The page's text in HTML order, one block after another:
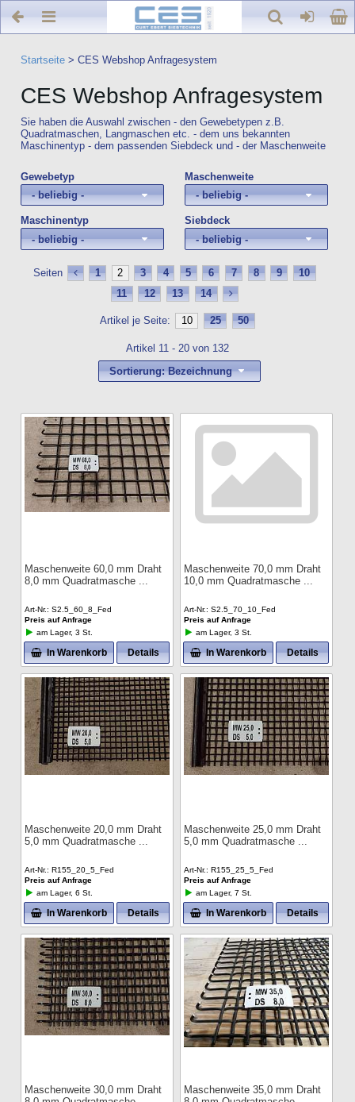
Startseite >CES Webshop Anfragesystem
CES Webshop Anfragesystem
Sie haben die Auswahl zwischen - den Gewebetypen z.B.
Quadratmaschen, Langmaschen etc. - dem uns bekannten
Maschinentyp - dem passenden Siebdeck und - der Maschenweite
Gewebetyp
- beliebig -
Maschenweite
- beliebig -
Maschinentyp
- beliebig -
Siebdeck
- beliebig -
Seiten 1 2 3 4 5 6 7 8 9
10
11
12 13 14
Artikel je Seite: 10 25 50
Artikel 11 - 20 von 132
Sortierung: Bezeichnung
Maschenweite 60,0 mm Draht
8,0 mm Quadratmasche
Art-Nr. S2.5_60_8_Fed
Preis auf Anfrage
am Lager, 3 St.
In Warenkorb Details
Maschenweite 70,0 mm Draht
10,0 mm Quadratmasche
Art-Nr. S2.5_70_10_Fed
Preis auf Anfrage
am Lager, 3 St.
In Warenkorb Details
Maschenweite 20,0 mm Draht
5,0 mm Quadratmasche
Art-Nr. R155_20_5_Fed
Preis auf Anfrage
am Lager, 6 St.
In Warenkorb Details
Maschenweite 25,0 mm Draht
5,0 mm Quadratmasche
Art-Nr. R155_25_5_Fed
Preis auf Anfrage
am Lager, 7 St.
In Warenkorb Details
Maschenweite 30,0 mm Draht
Maschenweite 35,0 mm Draht